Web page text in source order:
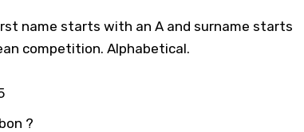
name starts with an A and surname starts
competition. Alphabetical.
?